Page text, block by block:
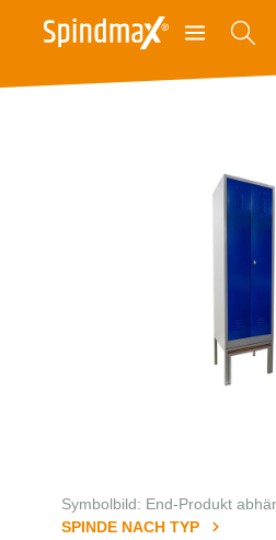
Symbolbild: End-Produkt
SPINDE NACH TYP